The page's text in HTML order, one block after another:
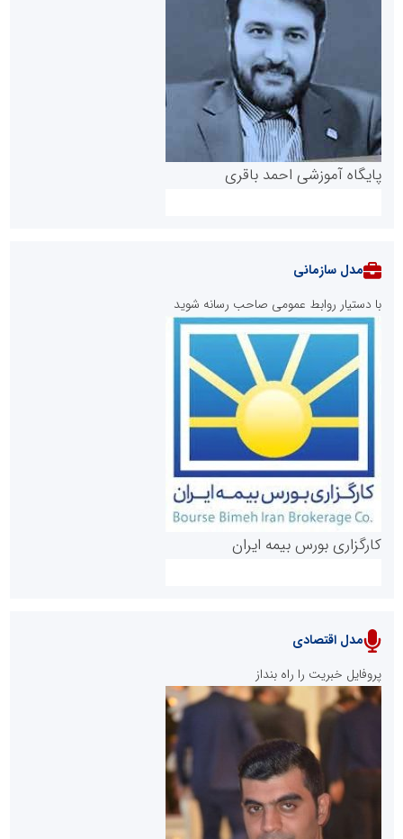
پایگاه آموزشی احمد باقری
روابط عمومی خبرگزاری گزارش خبر
پایگاه خبری نهضت ملی مسکن
مدل سازمانی
با دستیار روابط عمومی صاحب رسانه شوید
کارگزاری بورس بیمه ایران
سازمان بورس و اوراق بهادار
مرجع اخبار موثق در بازارسرمایه
مدل اقتصادی
پروفایل خبریت را راه بنداز